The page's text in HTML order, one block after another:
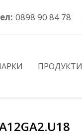
0898 90 84 78
ПРОДУКТИ